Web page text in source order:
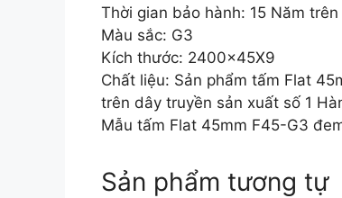
Thời gian bảo hành: 15 Năm
Màu sắc: G3
Kích thước: 2400x45X9
Chất liệu: Sản phẩm tấm Flat
trên dây truyền sản xuất số 1
Mẫu tấm Flat 45mm F45-G3
Sản phẩm tương tự